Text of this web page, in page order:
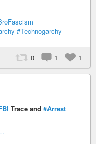
#Technogarchy
0 1 1
Trace and #Arrest